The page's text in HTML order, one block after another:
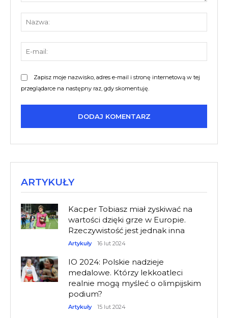
Zapisz moje nazwisko, adres e-mail i stronę internetową w tej
przeglądarce na następny raz, gdy skomentuję.
ARTYKUŁY
Kacper Tobiasz miał zyskiwać na
wartości dzięki grze w Europie.
Rzeczywistość jest jednak inna
Artykuły 16 lut 2024
IO 2024: Polskie nadzieje
medalowe. Którzy lekkoatleci
realnie mogą myśleć o olimpijskim
podium?
Artykuły 15 lut 2024